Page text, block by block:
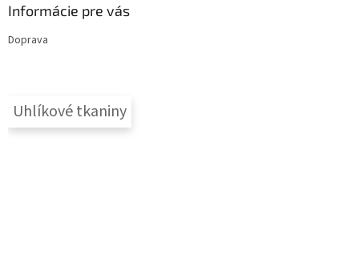
Informácie pre vás
Doprava
Uhlíkové tkaniny